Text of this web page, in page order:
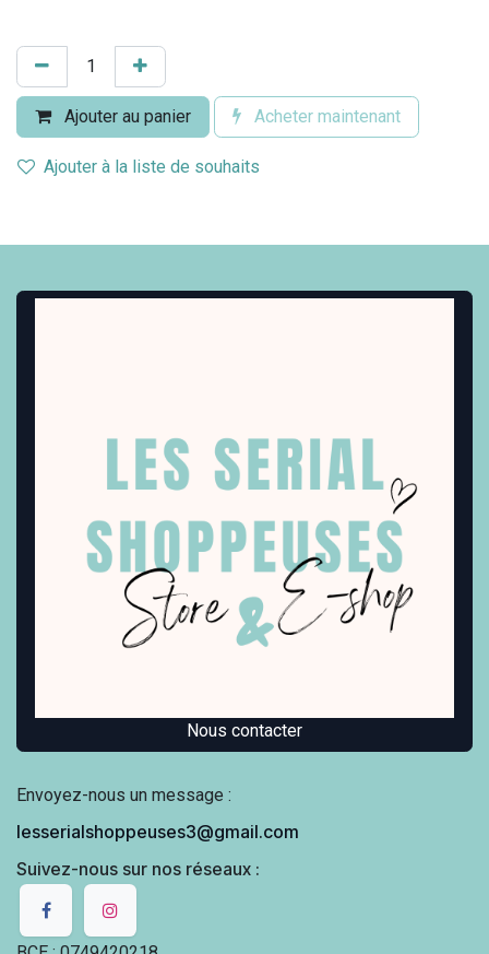
Ajouter au panier Acheter maintenant
Ajouter à la liste de souhaits
Nous contacter
Envoyez-nous un message :
lesserialshoppeuses3@gmail.com
Suivez-nous sur nos réseaux :